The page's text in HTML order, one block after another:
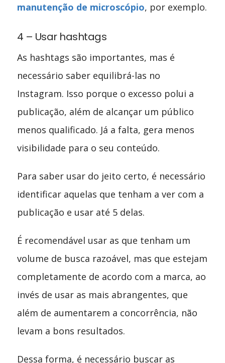
manutenção de microscópio, por exemplo.
4 – Usar hashtags
As hashtags são importantes, mas é
necessário saber equilibrá-las no
Instagram. Isso porque o excesso polui a
publicação, além de alcançar um público
menos qualificado. Já a falta, gera menos
visibilidade para o seu conteúdo.
Para saber usar do jeito certo, é necessário
identificar aquelas que tenham a ver com a
publicação e usar até 5 delas.
É recomendável usar as que tenham um
volume de busca razoável, mas que estejam
completamente de acordo com a marca, ao
invés de usar as mais abrangentes, que
além de aumentarem a concorrência, não
levam a bons resultados.
Dessa forma, é necessário buscar as